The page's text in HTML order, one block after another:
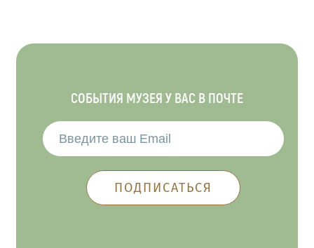
СОБЫТИЯ МУЗЕЯ У ВАС В ПОЧТЕ